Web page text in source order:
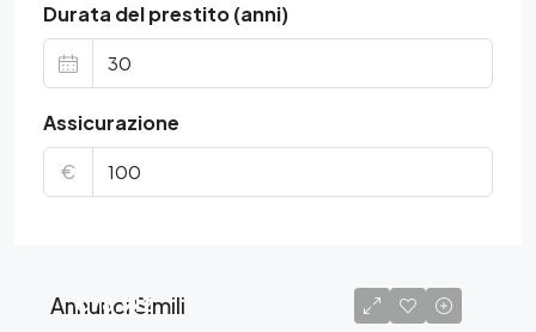
Durata del prestito (anni)
Assicurazione
€
Annunci Simili
€78.912